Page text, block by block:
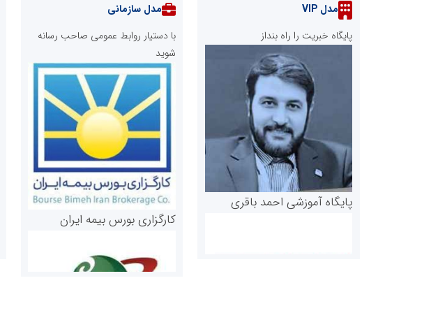
مدل VIP
پایگاه خبریت را راه بنداز
پایگاه آموزشی احمد باقری
مدل سازمانی
با دستیار روابط عمومی صاحب رسانه
شوید
کارگزاری بورس بیمه ایران